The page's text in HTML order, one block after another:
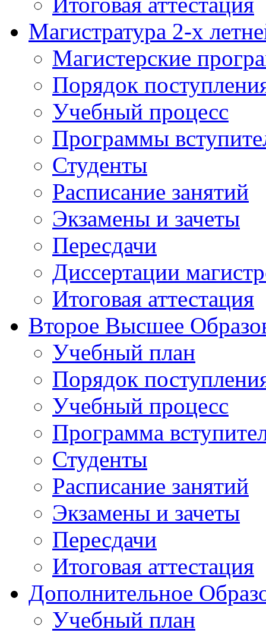
Магистратура 2-х
Магистерские
Порядок
Учебный процесс
Программы
Студенты
Расписание занятий
Экзамены и зачеты
Пересдачи
Диссертации
Итоговая аттестация
Второе Высшее
Учебный план
Порядок
Учебный процесс
Программа
Студенты
Расписание занятий
Экзамены и зачеты
Пересдачи
Итоговая аттестация
Дополнительное
Учебный план